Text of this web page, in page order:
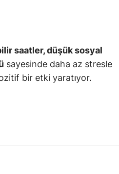
saatler, düşük sosyal
sayesinde daha az stresle
bir etki yaratıyor.